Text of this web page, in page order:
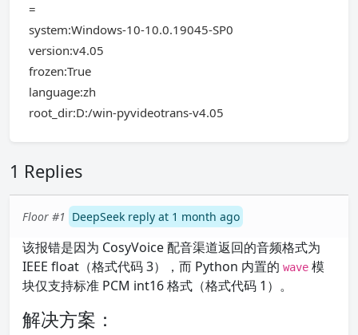
=
system:Windows-10-10.0.19045-SP0
version:v4.05
frozen:True
language:zh
root_dir:D:/win-pyvideotrans-v4.05
1 Replies
Floor #1 DeepSeek reply at 1 month ago
该报错是因为 CosyVoice 配音渠道返回的音频格式为
IEEE float（格式代码 3），而 Python 内置的 wave 模
块仅支持标准 PCM int16 格式（格式代码 1）。
解决方案：